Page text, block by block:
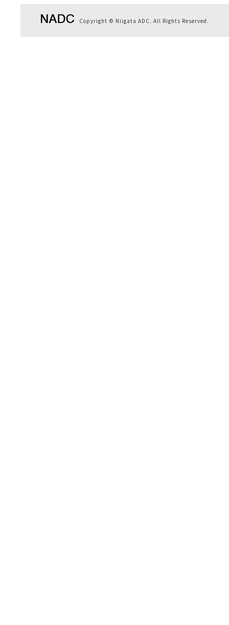
Copyright © Niigata ADC. All Rights Reserved.